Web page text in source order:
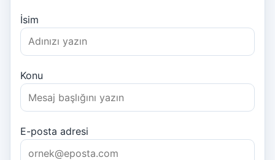
İsim
Konu
E-posta adresi